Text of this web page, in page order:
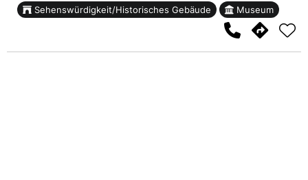
Sehenswürdigkeit/Historisches Gebäude Museum